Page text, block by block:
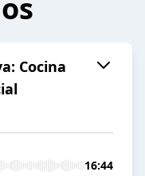
Cocina
16:44